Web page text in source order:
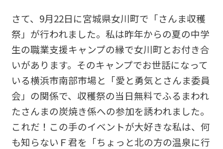
さて、9月22日に宮城県女川町で「さんま収穫
祭」が行われました。私は昨年からの夏の中学
生の職業支援キャンプの縁で女川町とお付き合
いがあります。そのキャンプでお世話になって
いる横浜市南部市場と「愛と勇気とさんま委員
会」の関係で、収穫祭の当日無料でふるまわれ
たさんまの炭焼き係への参加を誘われました。
これだ！この手のイベントが大好きな私は、何
も知らないＦ君を「ちょっと北の方の温泉に行